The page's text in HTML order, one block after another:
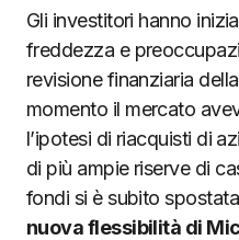
Gli investitori hanno
freddezza e
revisione finanziaria
momento il mercato
l’ipotesi di riacquisti di
di più ampie riserve di
fondi si è subito
nuova flessibilità di